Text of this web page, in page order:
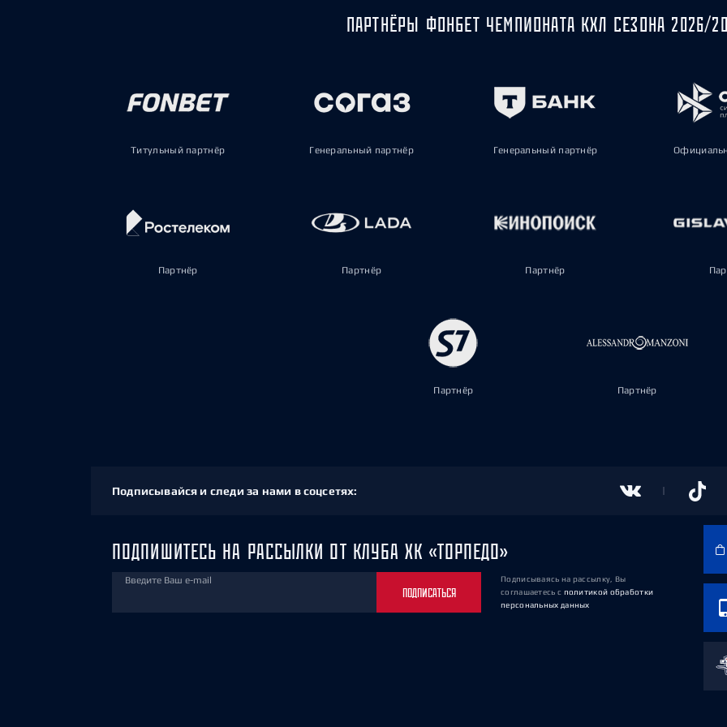
ПАРТНЁРЫ ФОНБЕТ ЧЕМПИОНАТА КХЛ СЕЗОНА 2026/
Титульный партнёр Генеральный партнёр Генеральный партнёр
Партнёр Партнёр Партнёр
Партнёр Партнёр
Подписывайся и следи за нами в соцсетях:
ПОДПИШИТЕСЬ НА РАССЫЛКИ ОТ КЛУБА ХК «ТОРПЕДО»
Введите Ваш e-mail
ПОДПИСАТЬСЯ
Подписываясь на рассылку, Вы
соглашаетесь с политикой обработки
персональных данных